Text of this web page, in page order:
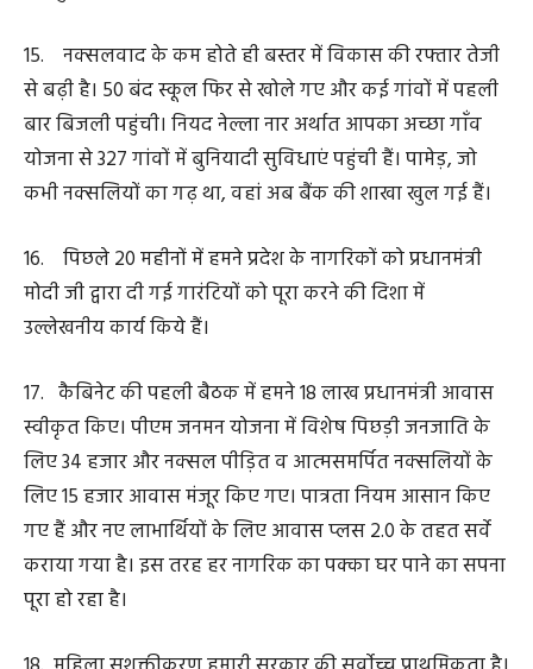
11 हजार रूपए तथा दलहन-तिलहन, मक्का, कोदो, कुटकी, रागी
और कपास की फसल लेने वाले कृषकों को प्रति एकड़ 10 हजार
रूपए की आदान सहायता राशि दी जाएगी।
22. दीनदयाल उपाध्याय भूमिहीन कृषक मजदूर कल्याण योजना
कृषि श्रमिकों को प्रतिवर्ष 10-10 हजार रुपए की आर्थिक सहायता
दे रहे हैं।
सम्मान निधि का लाभ मिल रहा है। खास बात यह है कि इस योजना
से विशेष पिछड़ी जनजाति के 32 हजार 500 किसान भी लाभान्वित
हो रहे हैं।
24. खरीफ सीजन में हमने खाद-बीज की पर्याप्त व्यवस्था
सुनिश्चित की है। वैश्विक तनाव के कारण जहां डीएपी की आपूर्ति में
कुछ कमी आयी, वहां हमने भरपूर मात्रा में नैनो डीएपी उपलब्ध